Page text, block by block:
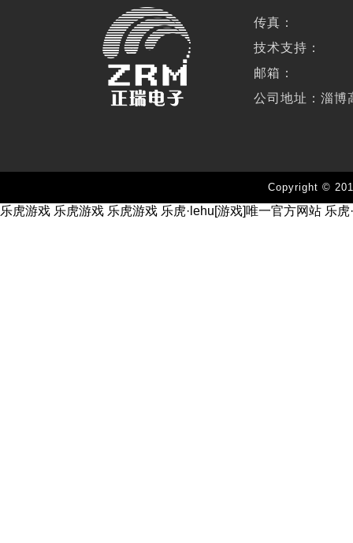
传真：
技术支持：
邮箱：
公司地址：淄博
Copyright ©
乐虎游戏 乐虎游戏 乐虎游戏 乐虎·lehu[游戏]唯一官方网站 乐